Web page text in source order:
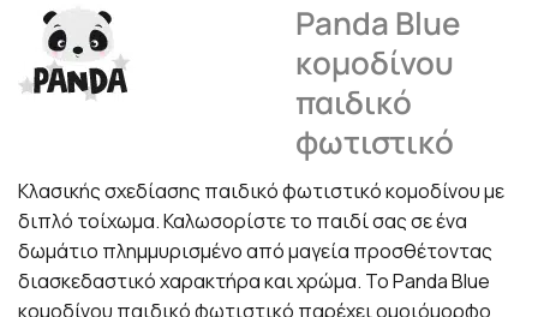
Panda Blue
κομοδίνου
παιδικό
φωτιστικό
Κλασικής σχεδίασης παιδικό φωτιστικό κομοδίνου με
διπλό τοίχωμα. Καλωσορίστε το παιδί σας σε ένα
δωμάτιο πλημμυρισμένο από μαγεία προσθέτοντας
διασκεδαστικό χαρακτήρα και χρώμα. Το Panda Blue
κομοδίνου παιδικό φωτιστικό παρέχει ομοιόμορφο